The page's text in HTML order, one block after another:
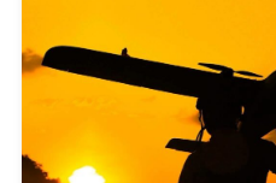
kertoi perjantaiaamuna 7.
hyökkäsivät yön aikana yli
Nikopolin alueella iskuja
kaupunkiin sekä […]